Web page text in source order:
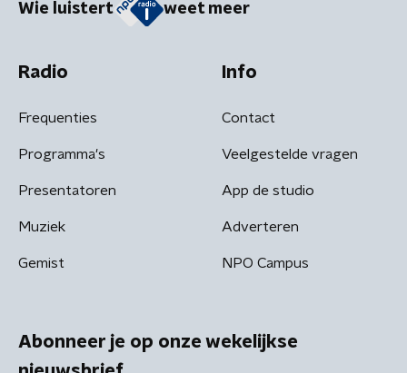
Wie luistert weet meer
Radio
Frequenties
Programma's
Presentatoren
Muziek
Gemist
Info
Contact
Veelgestelde vragen
App de studio
Adverteren
NPO Campus
Abonneer je op onze wekelijkse